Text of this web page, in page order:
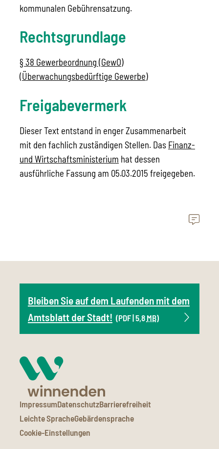
kommunalen Gebührensatzung.
Rechtsgrundlage
§ 38 Gewerbeordnung (GewO)
(Überwachungsbedürftige Gewerbe)
Freigabevermerk
Dieser Text entstand in enger Zusammenarbeit
mit den fachlich zuständigen Stellen. Das Finanz-
und Wirtschaftsministerium hat dessen
ausführliche Fassung am 05.03.2015 freigegeben.
Bleiben Sie auf dem Laufenden mit dem
Amtsblatt der Stadt! (PDF | 5,8 MB)
ImpressumDatenschutzBarrierefreiheit
Leichte SpracheGebärdensprache
Cookie-Einstellungen